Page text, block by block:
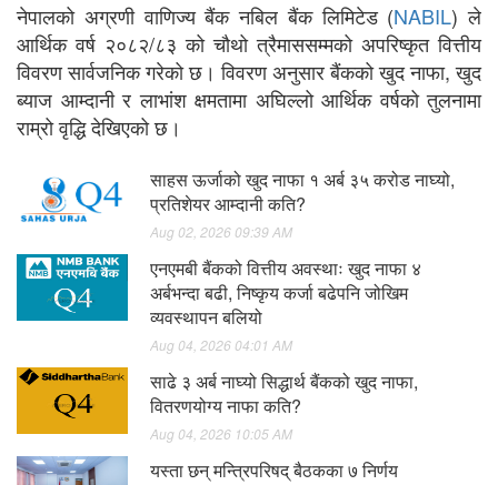
नेपालको अग्रणी वाणिज्य बैंक नबिल बैंक लिमिटेड (NABIL) ले
आर्थिक वर्ष २०८२/८३ को चौथो त्रैमाससम्मको अपरिष्कृत वित्तीय
विवरण सार्वजनिक गरेको छ। विवरण अनुसार बैंकको खुद नाफा, खुद
ब्याज आम्दानी र लाभांश क्षमतामा अघिल्लो आर्थिक वर्षको तुलनामा
राम्रो वृद्धि देखिएको छ।
साहस ऊर्जाको खुद नाफा १ अर्ब ३५ करोड नाघ्यो,
प्रतिशेयर आम्दानी कति?
Aug 02, 2026 09:39 AM
एनएमबी बैंकको वित्तीय अवस्थाः खुद नाफा ४
अर्बभन्दा बढी, निष्कृय कर्जा बढेपनि जोखिम
व्यवस्थापन बलियो
Aug 04, 2026 04:01 AM
साढे ३ अर्ब नाघ्यो सिद्धार्थ बैंकको खुद नाफा,
वितरणयोग्य नाफा कति?
Aug 04, 2026 10:05 AM
यस्ता छन् मन्त्रिपरिषद् बैठकका ७ निर्णय